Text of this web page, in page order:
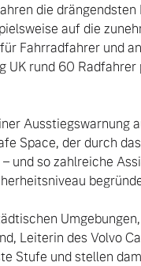
die drängendsten
auf die
Fahrradfahrer und
UK rund 60
Ausstiegswarnung
Space, der durch
und so zahlreiche
Leiterin des Volvo
Stufe und stellen